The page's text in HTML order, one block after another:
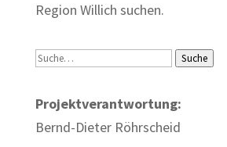
Region Willich suchen.
Suche Suche
Projektverantwortung:
Bernd-Dieter Röhrscheid